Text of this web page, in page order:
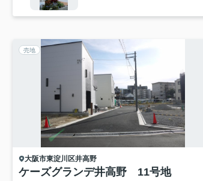
売地
大阪市東淀川区井高野
ケーズグランデ井高野 11号地